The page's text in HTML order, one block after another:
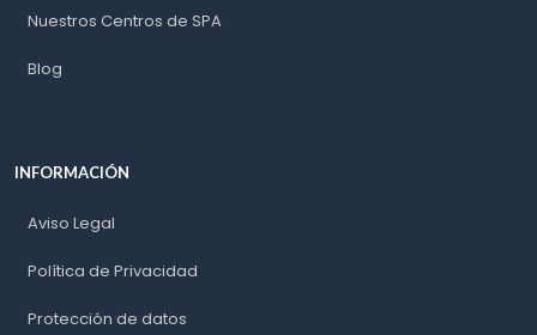
Nuestros Centros de SPA
Blog
INFORMACIÓN
Aviso Legal
Política de Privacidad
Protección de datos